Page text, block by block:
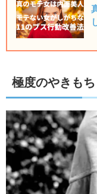
極度のやきもち